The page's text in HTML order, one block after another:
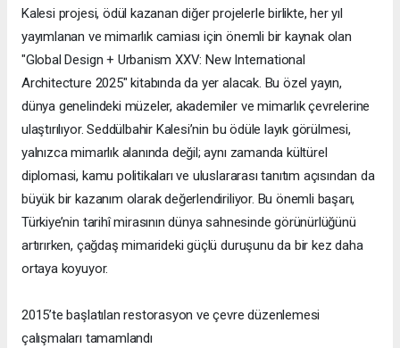
Kalesi projesi, ödül kazanan diğer projelerle birlikte, her yıl
yayımlanan ve mimarlık camiası için önemli bir kaynak olan
"Global Design + Urbanism XXV: New International
Architecture 2025" kitabında da yer alacak. Bu özel yayın,
dünya genelindeki müzeler, akademiler ve mimarlık çevrelerine
ulaştırılıyor. Seddülbahir Kalesi’nin bu ödüle layık görülmesi,
yalnızca mimarlık alanında değil; aynı zamanda kültürel
diplomasi, kamu politikaları ve uluslararası tanıtım açısından da
büyük bir kazanım olarak değerlendiriliyor. Bu önemli başarı,
Türkiye’nin tarihî mirasının dünya sahnesinde görünürlüğünü
artırırken, çağdaş mimarideki güçlü duruşunu da bir kez daha
ortaya koyuyor.
2015’te başlatılan restorasyon ve çevre düzenlemesi
çalışmaları tamamlandı